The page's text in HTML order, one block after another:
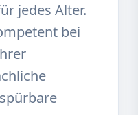
jedes Alter.
bei